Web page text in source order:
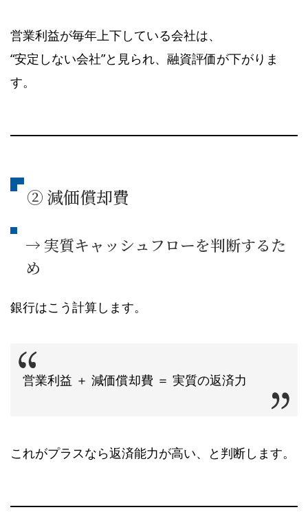
営業利益が毎年上下している会社は、
“安定しない会社”と見られ、融資評価が下がりま
す。
② 減価償却費
→ 実質キャッシュフローを判断するた
め
銀行はこう計算します。
営業利益 ＋ 減価償却費 ＝ 実質の返済力
これがプラスなら返済能力が高い、と判断します。